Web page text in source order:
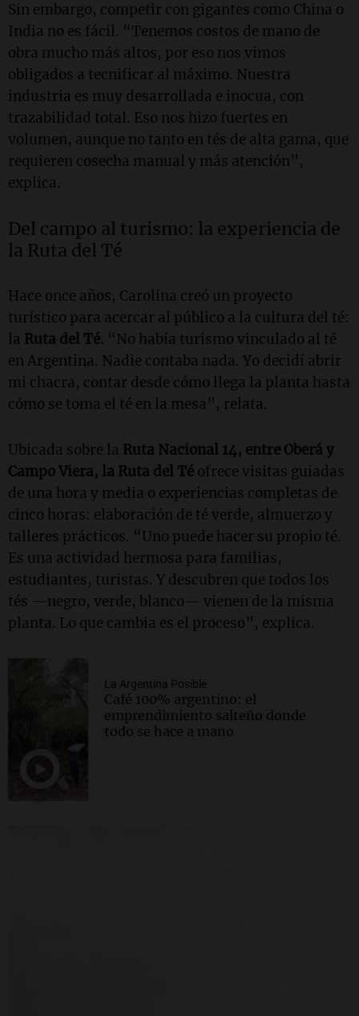
Sin embargo, competir con gigantes como China o
India no es fácil. “Tenemos costos de mano de
obra mucho más altos, por eso nos vimos
obligados a tecnificar al máximo. Nuestra
industria es muy desarrollada e inocua, con
trazabilidad total. Eso nos hizo fuertes en
volumen, aunque no tanto en tés de alta gama, que
requieren cosecha manual y más atención”,
explica.
Del campo al turismo: la experiencia de
la Ruta del Té
Hace once años, Carolina creó un proyecto
turístico para acercar al público a la cultura del té:
la Ruta del Té. “No había turismo vinculado al té
en Argentina. Nadie contaba nada. Yo decidí abrir
mi chacra, contar desde cómo llega la planta hasta
cómo se toma el té en la mesa”, relata.
Ubicada sobre la Ruta Nacional 14, entre Oberá y
Campo Viera, la Ruta del Té ofrece visitas guiadas
de una hora y media o experiencias completas de
cinco horas: elaboración de té verde, almuerzo y
talleres prácticos. “Uno puede hacer su propio té.
Es una actividad hermosa para familias,
estudiantes, turistas. Y descubren que todos los
tés —negro, verde, blanco— vienen de la misma
planta. Lo que cambia es el proceso”, explica.
La Argentina Posible
Café 100% argentino: el
emprendimiento salteño donde
todo se hace a mano